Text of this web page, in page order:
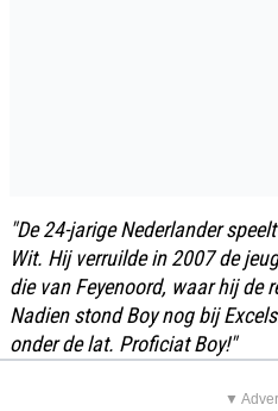
"De 24-jarige Nederlander
Wit. Hij verruilde in 2007 de
die van Feyenoord, waar hij de
Nadien stond Boy nog bij
onder de lat. Proficiat Boy!"
▼